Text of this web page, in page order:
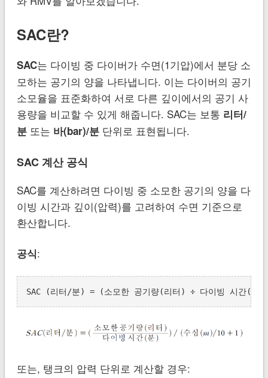
SAC란?
SAC는 다이빙 중 다이버가 수면(1기압)에서 분당 소
모하는 공기의 양을 나타냅니다. 이는 다이버의 공기
소모율을 표준화하여 서로 다른 깊이에서의 공기 사
용량을 비교할 수 있게 해줍니다. SAC는 보통 리터/
분또는 바(bar)/분단위로 표현됩니다.
SAC 계산 공식
SAC를 계산하려면 다이빙 중 소모한 공기의 양을 다
이빙 시간과 깊이(압력)를 고려하여 수면 기준으로
환산합니다.
공식:
SAC (리터/분) = (소모한 공기량(리터) ÷ 다이빙 시간(
또는, 탱크의 압력 단위로 계산할 경우: